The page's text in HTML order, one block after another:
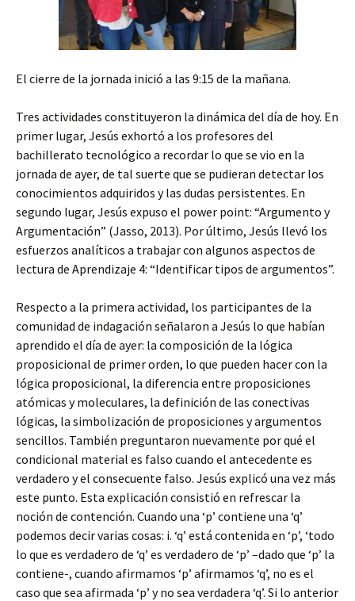
El cierre de la jornada inició a las 9:15 de la mañana.
Tres actividades constituyeron la dinámica del día de hoy. En
primer lugar, Jesús exhortó a los profesores del
bachillerato tecnológico a recordar lo que se vio en la
jornada de ayer, de tal suerte que se pudieran detectar los
conocimientos adquiridos y las dudas persistentes. En
segundo lugar, Jesús expuso el power point: “Argumento y
Argumentación” (Jasso, 2013). Por último, Jesús llevó los
esfuerzos analíticos a trabajar con algunos aspectos de
lectura de Aprendizaje 4: “Identificar tipos de argumentos”.
Respecto a la primera actividad, los participantes de la
comunidad de indagación señalaron a Jesús lo que habían
aprendido el día de ayer: la composición de la lógica
proposicional de primer orden, lo que pueden hacer con la
lógica proposicional, la diferencia entre proposiciones
atómicas y moleculares, la definición de las conectivas
lógicas, la simbolización de proposiciones y argumentos
sencillos. También preguntaron nuevamente por qué el
condicional material es falso cuando el antecedente es
verdadero y el consecuente falso. Jesús explicó una vez más
este punto. Esta explicación consistió en refrescar la
noción de contención. Cuando una ‘p’ contiene una ‘q’
podemos decir varias cosas: i. ‘q’ está contenida en ‘p’, ‘todo
lo que es verdadero de ‘q’ es verdadero de ‘p’ –dado que ‘p’ la
contiene-, cuando afirmamos ‘p’ afirmamos ‘q’, no es el
caso que sea afirmada ‘p’ y no sea verdadera ‘q’. Si lo anterior